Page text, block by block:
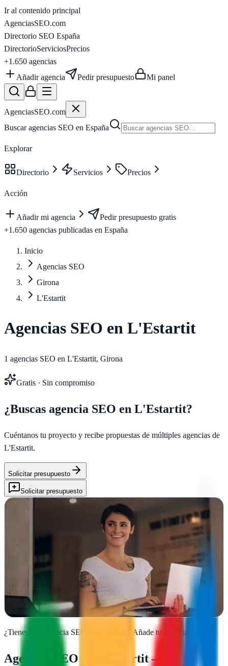
Ir al contenido principal
AgenciasSEO.com
Directorio SEO España
DirectorioServiciosPrecios
+1.650 agencias
Añadir agencia
Pedir presupuesto Mi panel
AgenciasSEO.com
Buscar agencias SEO en España
Explorar
Directorio Servicios Precios
Acción
Añadir mi agencia
Pedir presupuesto gratis
+1.650 agencias publicadas en España
Inicio
Agencias SEO
Girona
L'Estartit
Agencias SEO en L'Estartit
1 agencias SEO en L'Estartit, Girona
Gratis · Sin compromiso
¿Buscas agencia SEO en L'Estartit?
Cuéntanos tu proyecto y recibe propuestas de múltiples agencias de
L'Estartit.
Solicitar presupuesto
Solicitar presupuesto
En L'Estartit transformamos presencias digitales con estrategias de
marketing personalizadas y campañas publicitarias que generan
resultados reales para tu…
Ver fichacompleta
¿Tienes una agencia SEO en Añade tu agencia gratis
Agencias SEO en L'Estartit—